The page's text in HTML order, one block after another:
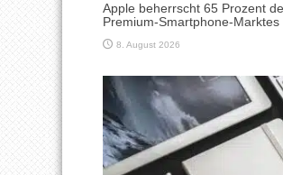
Apple beherrscht 65 Prozent
Premium-Smartphone-Marktes
8. August 2026